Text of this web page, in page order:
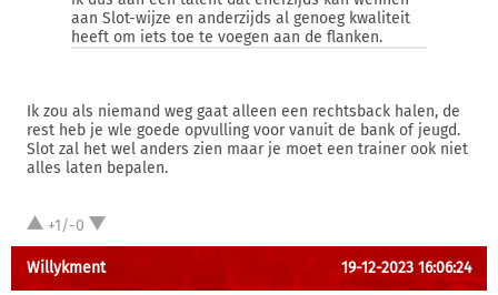
aan Slot-wijze en anderzijds al genoeg kwaliteit
heeft om iets toe te voegen aan de flanken.
Ik zou als niemand weg gaat alleen een rechtsback halen, de
rest heb je wle goede opvulling voor vanuit de bank of jeugd.
Slot zal het wel anders zien maar je moet een trainer ook niet
alles laten bepalen.
+1/-0
Willykment 19-12-2023 16:06:24